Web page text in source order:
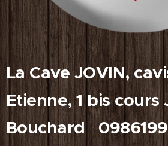
La Cave JOVIN,
Etienne, 1 bis cours
Bouchard